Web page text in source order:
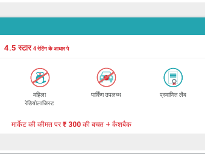
4.5 स्टार4 रेटिंग के आधार पे
महिला
रेडियोलाजिस्ट
पार्किंग उपलब्ध प्रमाणित लैब
मार्केट की कीमत पर₹ 300 की बचत + कैशबैक